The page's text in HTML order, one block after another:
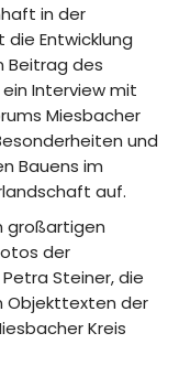
in der
Entwicklung
Beitrag des
Interview mit
Miesbacher
und
Bauens im
auf.
großartigen
der
Steiner, die
Objekttexten der
Kreis